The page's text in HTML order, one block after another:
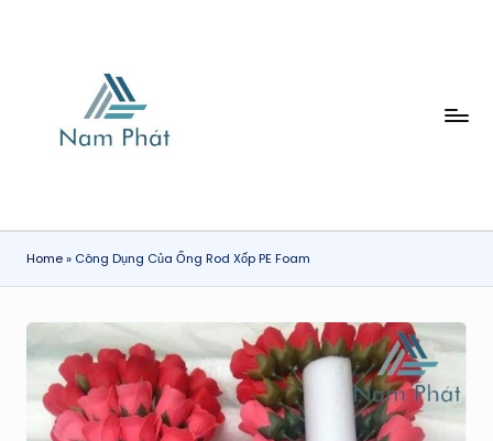
H
Ơ
I
N
A
M
Home» Công Dụng Của Ống Rod Xốp PE Foam